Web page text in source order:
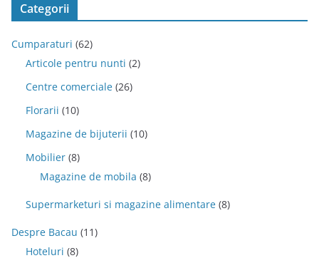
Categorii
Cumparaturi (62)
Articole pentru nunti (2)
Centre comerciale (26)
Florarii (10)
Magazine de bijuterii (10)
Mobilier (8)
Magazine de mobila (8)
Supermarketuri si magazine alimentare (8)
Despre Bacau (11)
Hoteluri (8)